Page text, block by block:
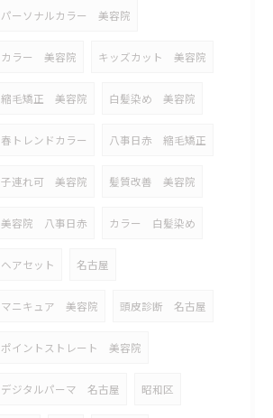
パーソナルカラー 美容院
カラー 美容院 キッズカット 美容院
縮毛矯正 美容院 白髪染め 美容院
春トレンドカラー 八事日赤 縮毛矯正
子連れ可 美容院 髪質改善 美容院
美容院 八事日赤 カラー 白髪染め
ヘアセット 名古屋
マニキュア 美容院 頭皮診断 名古屋
ポイントストレート 美容院
デジタルパーマ 名古屋 昭和区